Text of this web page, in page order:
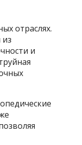
отраслях.
и